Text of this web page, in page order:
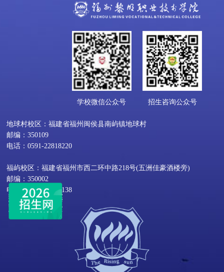
学校微信公众号 招生咨询公众号
地球村校区：福建省福州闽侯县南屿镇地球村
邮编：350109
电话：0591-22818220
福屿校区：福建省福州市西二环中路218号(五洲佳豪酒楼旁)
邮编：350002
电话：0591-22800138